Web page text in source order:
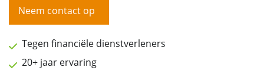
Neem contact op
Tegen financiële dienstverleners
20+ jaar ervaring